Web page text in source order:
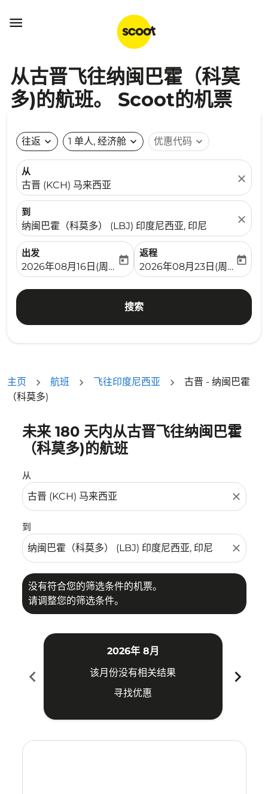

从古晋飞往纳闽巴霍（科莫
多)的航班。 Scoot的机票
往返 expand_more 1 单人, 经济舱 expand_more 优惠代码 expand_more
从
古晋 (KCH) 马来西亚
close
到
纳闽巴霍（科莫多） (LBJ) 印度尼西亚, 印尼
close
出发
fc-booking-departure-date-aria-label
2026年08月16日(周日)
today
返程
fc-booking-return-date-
2026年08月23日(周日)
today
搜索
主页 航班 飞往印度尼西亚
古晋 - 纳闽巴霍
（科莫多)
未来 180 天内从古晋飞往纳闽巴霍
（科莫多)的航班
从
close
到
close
没有符合您的筛选条件的机票。
请调整您的筛选条件。
没有符合您的筛选条件的机票。请调整您的筛选条件。
chevron_left
2026年 8月
该月份没有相关结果
寻找优惠
chevron_right